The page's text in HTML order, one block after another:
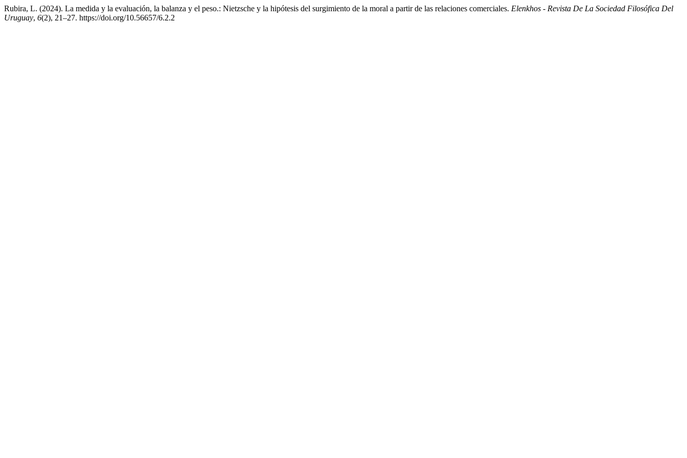
Rubira, L. (2024). La medida y la evaluación, la balanza y el peso.: Nietzsche y la hipótesis del surgimiento de la moral a partir de las relaciones comerciales. Elenkhos - Revista De La Sociedad Filosófica Del
Uruguay, 6(2), 21–27. https://doi.org/10.56657/6.2.2